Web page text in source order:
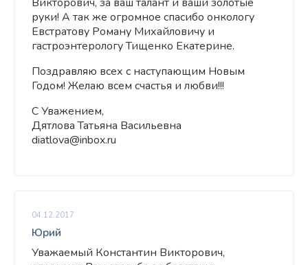
руки! А так же огромное спасибо онкологу
Евстратову Роману Михайловичу и
гастроэнтерологу Тищенко Екатерине.
Поздравляю всех с наступающим Новым
Годом! Желаю всем счастья и любви!!!
С Уважением,
Дятлова Татьяна Васильевна
diatlova@inbox.ru
04.12.2017
Юрий
Уважаемый Константин Викторович,